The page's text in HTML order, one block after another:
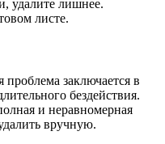
удалите лишнее.
листе.
заключается в
бездействия.
и неравномерная
вручную.